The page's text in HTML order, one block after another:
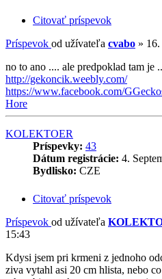
Citovať príspevok
Príspevok od užívateľa cvabo »
no to ano .... ale predpoklad tam je
http://gekoncik.weebly.com/
https://www.facebook.com/
Hore
KOLEKTOER
Príspevky: 43
Dátum registrácie: 4.
Bydlisko: CZE
Citovať príspevok
Príspevok od užívateľa
15:43
Kdysi jsem pri krmeni z jednoho
ziva vytahl asi 20 cm hlista, nebo